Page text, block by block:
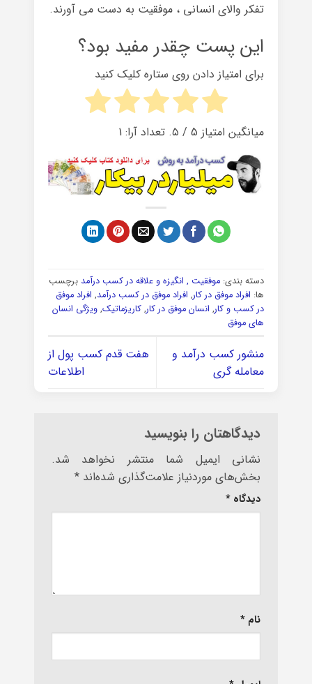
تفکر والای انسانی ، موفقیت به دست می آورند.
این پست چقدر مفید بود؟
برای امتیاز دادن روی ستاره کلیک کنید
میانگین امتیاز 5/ ۵. تعداد آرا: 1
دسته بندی: موفقیت , انگیزه و علاقه در کسب درآمد برچسب
ها: افراد موفق در کار, افراد موفق در کسب درآمد, افراد موفق
در کسب و کار, انسان موفق در کار, کاریزماتیک, ویژگی انسان
های موفق
منشور کسب درآمد و
معامله گری
هفت قدم کسب پول از
اطلاعات
دیدگاهتان را بنویسید
نشانی ایمیل شما منتشر نخواهد شد.
بخش‌های موردنیاز علامت‌گذاری شده‌اند *
دیدگاه *
نام *